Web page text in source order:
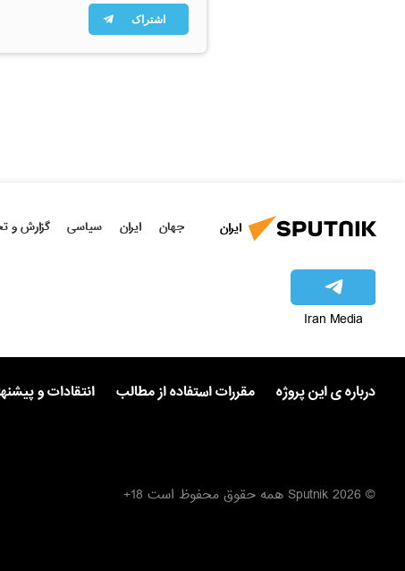
اشتراک
ایران جهان ایران سیاسی گزارش و
Iran Media
درباره ی این پروژه مقررات استفاده از مطالب انتقادات و
© 2026 Sputnik همه حقوق محفوظ است 18+